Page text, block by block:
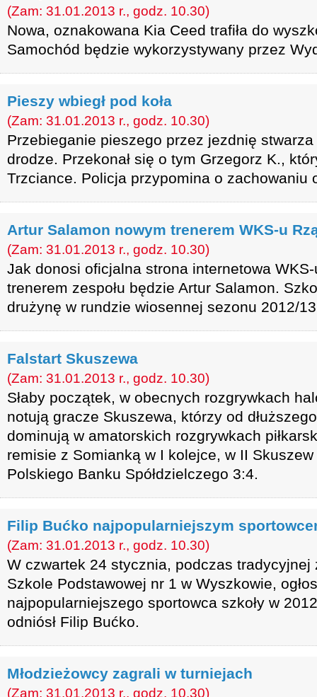
(Zam: 31.01.2013 r., godz. 10.30)
Nowa, oznakowana Kia Ceed trafiła do
Samochód będzie wykorzystywany przez
Pieszy wbiegł pod koła
(Zam: 31.01.2013 r., godz. 10.30)
Przebieganie pieszego przez jezdnię
drodze. Przekonał się o tym Grzegorz K.,
Trzciance. Policja przypomina o zachowaniu
Artur Salamon nowym trenerem WKS-u
(Zam: 31.01.2013 r., godz. 10.30)
Jak donosi oficjalna strona internetowa
trenerem zespołu będzie Artur Salamon.
drużynę w rundzie wiosennej sezonu 2012/
Falstart Skuszewa
(Zam: 31.01.2013 r., godz. 10.30)
Słaby początek, w obecnych rozgrywkach
notują gracze Skuszewa, którzy od
dominują w amatorskich rozgrywkach
remisie z Somianką w I kolejce, w II Skuszew
Polskiego Banku Spółdzielczego 3:4.
Filip Bućko najpopularniejszym
(Zam: 31.01.2013 r., godz. 10.30)
W czwartek 24 stycznia, podczas tradycyjnej
Szkole Podstawowej nr 1 w Wyszkowie,
najpopularniejszego sportowca szkoły w
odniósł Filip Bućko.
Młodzieżowcy zagrali w turniejach
(Zam: 31.01.2013 r., godz. 10.30)